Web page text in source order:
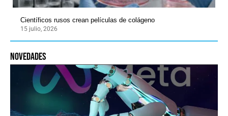
Científicos rusos crean películas de colágeno
15 julio, 2026
novedades